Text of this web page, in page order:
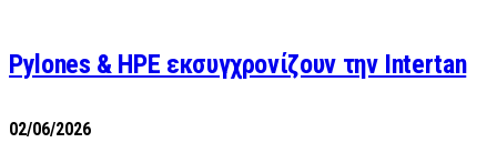
Pylones & HPE εκσυγχρονίζουν την Intertan
02/06/2026